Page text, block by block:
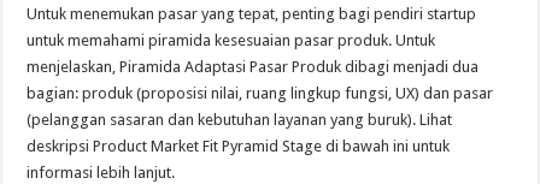
Untuk menemukan pasar yang tepat, penting bagi pendiri startup
untuk memahami piramida kesesuaian pasar produk. Untuk
menjelaskan, Piramida Adaptasi Pasar Produk dibagi menjadi dua
bagian: produk (proposisi nilai, ruang lingkup fungsi, UX) dan pasar
(pelanggan sasaran dan kebutuhan layanan yang buruk). Lihat
deskripsi Product Market Fit Pyramid Stage di bawah ini untuk
informasi lebih lanjut.